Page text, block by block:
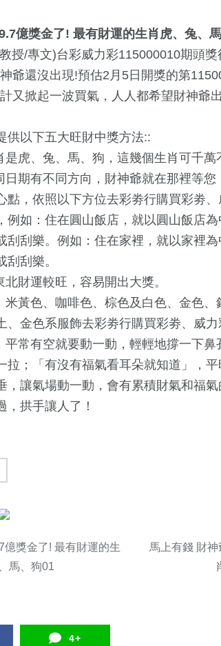
億獎金了! 最有財運的生肖虎、兔、
授/專文)台彩威力彩115000010期頭
爺還沒出現!預估2月5日開獎的第
又掀起一波買氣，人人都希望財神爺
供以下五大旺財中獎方法::
是虎、兔、馬、狗，這幾個生肖可千
日期有不同方向，財神爺就在那裡等
點，依照以下方位去彩劵行購買彩劵
例如：住在圓山飯店，就以圓山飯店
刮刮樂。例如：住在家裡，就以家裡
刮樂。
財運較旺，容易開出大獎。
米黃色、咖啡色、棕色及白色、金色、
、金色系服飾去彩劵行購買彩劵、威力
平常有空就要動一動，輕輕地撐一下
拉；「有沒有福氣看耳朵就知道」，
，讓氣場動一動，會有累積財氣和福
，拱手讓人了！
億獎金了! 最有財運的生
馬、狗01
馬上有錢 財
4+
2+
大陸
180+